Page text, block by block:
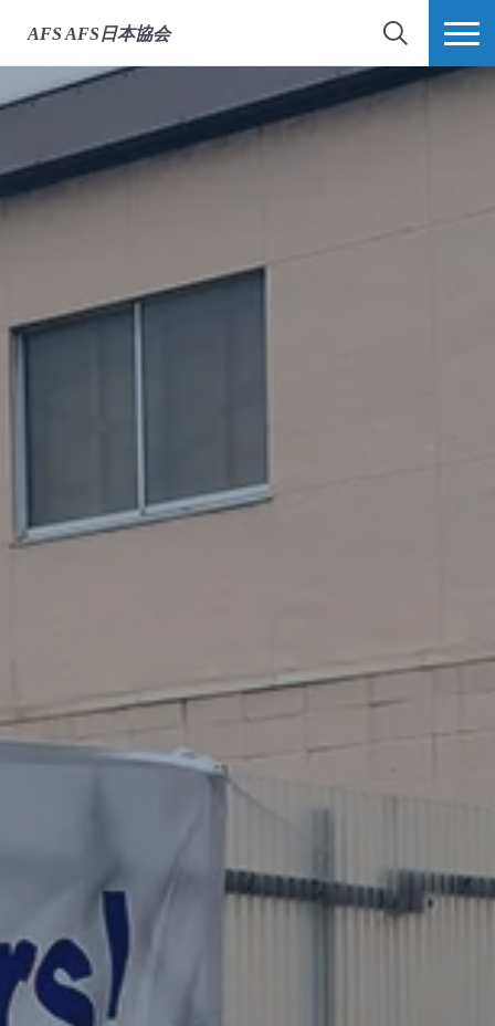
AFS AFS日本協会
検索 MORE